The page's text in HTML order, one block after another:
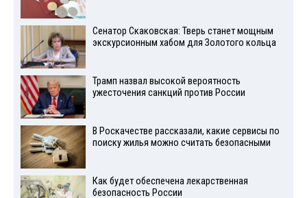
Сенатор Скаковская: Тверь станет мощным
экскурсионным хабом для Золотого кольца
Трамп назвал высокой вероятность
ужесточения санкций против России
В Роскачестве рассказали, какие сервисы по
поиску жилья можно считать безопасными
Как будет обеспечена лекарственная
безопасность России